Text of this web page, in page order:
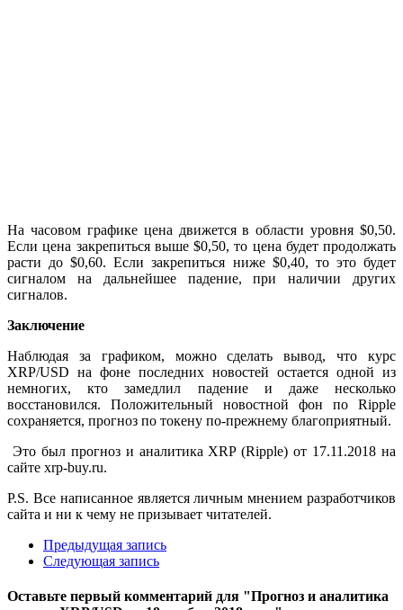
На часовом графике цена движется в области уровня $0,50.
Если цена закрепиться выше $0,50, то цена будет продолжать
расти до $0,60. Если закрепиться ниже $0,40, то это будет
сигналом на дальнейшее падение, при наличии других
сигналов.
Заключение
Наблюдая за графиком, можно сделать вывод, что курс
XRP/USD на фоне последних новостей остается одной из
немногих, кто замедлил падение и даже несколько
восстановился. Положительный новостной фон по Ripple
сохраняется, прогноз по токену по-прежнему благоприятный.
Это был прогноз и аналитика XRP (Ripple) от 17.11.2018 на
сайте xrp-buy.ru.
Р.S. Все написанное является личным мнением разработчиков
сайта и ни к чему не призывает читателей.
Предыдущая запись
Следующая запись
Оставьте первый комментарий для "Прогноз и аналитика